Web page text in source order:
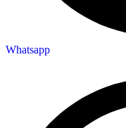
Whatsapp